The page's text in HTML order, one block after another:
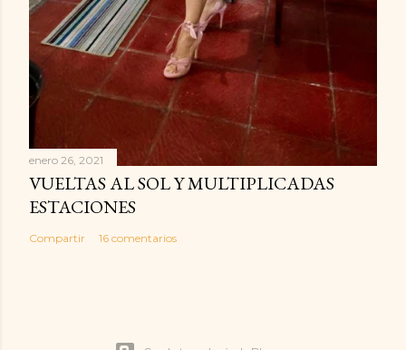
enero 26, 2021
VUELTAS AL SOL Y MULTIPLICADAS
ESTACIONES
Compartir 16 comentarios